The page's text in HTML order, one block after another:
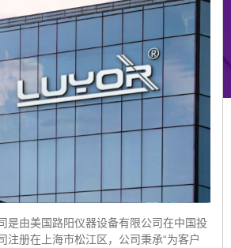
是由美国路阳仪器设备有限公司在中国投
注册在上海市松江区，公司秉承“为客户